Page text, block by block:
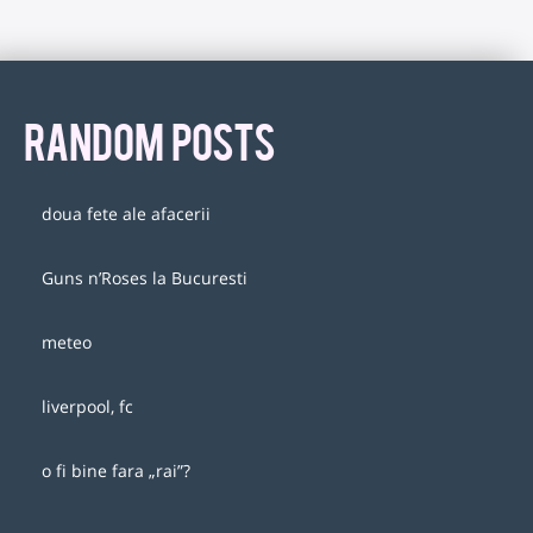
RANDOM POSTS
doua fete ale afacerii
Guns n’Roses la Bucuresti
meteo
liverpool, fc
o fi bine fara „rai”?